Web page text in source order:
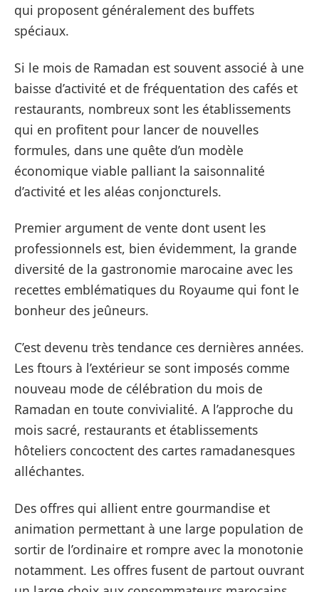
qui proposent généralement des buffets
spéciaux.
Si le mois de Ramadan est souvent associé à une
baisse d’activité et de fréquentation des cafés et
restaurants, nombreux sont les établissements
qui en profitent pour lancer de nouvelles
formules, dans une quête d’un modèle
économique viable palliant la saisonnalité
d’activité et les aléas conjoncturels.
Premier argument de vente dont usent les
professionnels est, bien évidemment, la grande
diversité de la gastronomie marocaine avec les
recettes emblématiques du Royaume qui font le
bonheur des jeûneurs.
C’est devenu très tendance ces dernières années.
Les ftours à l’extérieur se sont imposés comme
nouveau mode de célébration du mois de
Ramadan en toute convivialité. A l’approche du
mois sacré, restaurants et établissements
hôteliers concoctent des cartes ramadanesques
alléchantes.
Des offres qui allient entre gourmandise et
animation permettant à une large population de
sortir de l’ordinaire et rompre avec la monotonie
notamment. Les offres fusent de partout ouvrant